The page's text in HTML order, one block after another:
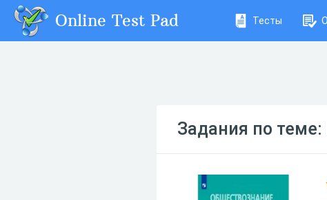
Online Test Pad Тесты
Задания по теме: